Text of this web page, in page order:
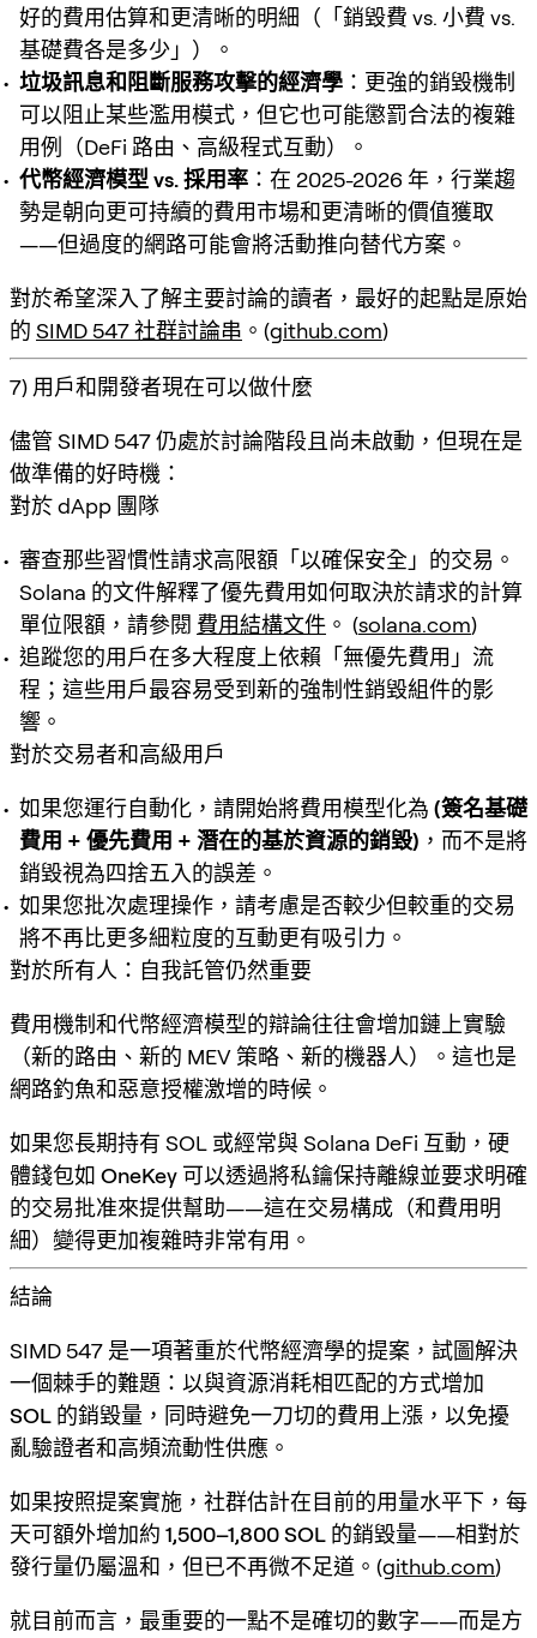
好的費用估算和更清晰的明細（「銷毀費 vs. 小費 vs.
基礎費各是多少」）。
垃圾訊息和阻斷服務攻擊的經濟學 ：更強的銷毀機制
可以阻止某些濫用模式，但它也可能懲罰合法的複雜
用例（DeFi 路由、高級程式互動）。
代幣經濟模型 vs. 採用率 ：在 2025-2026 年，行業趨
勢是朝向更可持續的費用市場和更清晰的價值獲取
——但過度的網路可能會將活動推向替代方案。
對於希望深入了解主要討論的讀者，最好的起點是原始
的 SIMD 547 社群討論串 。(github.com)
7) 用戶和開發者現在可以做什麼
儘管 SIMD 547 仍處於討論階段且尚未啟動，但現在是
做準備的好時機：
對於 dApp 團隊
審查那些習慣性請求高限額「以確保安全」的交易。
Solana 的文件解釋了優先費用如何取決於請求的計算
單位限額，請參閱 費用結構文件 。 (solana.com)
追蹤您的用戶在多大程度上依賴「無優先費用」流
程；這些用戶最容易受到新的強制性銷毀組件的影
響。
對於交易者和高級用戶
如果您運行自動化，請開始將費用模型化為 (簽名基礎
費用 + 優先費用 + 潛在的基於資源的銷毀) ，而不是將
銷毀視為四捨五入的誤差。
如果您批次處理操作，請考慮是否較少但較重的交易
將不再比更多細粒度的互動更有吸引力。
對於所有人：自我託管仍然重要
費用機制和代幣經濟模型的辯論往往會增加鏈上實驗
（新的路由、新的 MEV 策略、新的機器人）。這也是
網路釣魚和惡意授權激增的時候。
如果您長期持有 SOL 或經常與 Solana DeFi 互動，硬
體錢包如 OneKey 可以透過將私鑰保持離線並要求明確
的交易批准來提供幫助——這在交易構成（和費用明
細）變得更加複雜時非常有用。
結論
SIMD 547 是一項著重於代幣經濟學的提案，試圖解決
一個棘手的難題： 以與資源消耗相匹配的方式增加
SOL 的銷毀量 ，同時避免一刀切的費用上漲，以免擾
亂驗證者和高頻流動性供應。
如果按照提案實施，社群估計在目前的用量水平下，每
天可額外增加約 1,500–1,800 SOL 的銷毀量——相對於
發行量仍屬溫和，但已不再微不足道。(github.com)
就目前而言，最重要的一點不是確切的數字——而是方